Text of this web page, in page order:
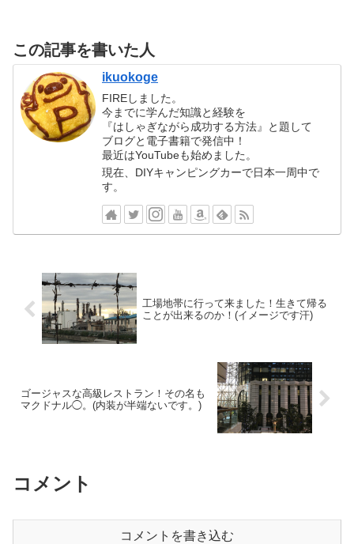
この記事を書いた人
ikuokoge
FIREしました。
今までに学んだ知識と経験を
『はしゃぎながら成功する方法』と題して
ブログと電子書籍で発信中！
最近はYouTubeも始めました。
現在、DIYキャンピングカーで日本一周中で
す。
工場地帯に行って来ました！生きて帰る
ことが出来るのか！(イメージです汗)
ゴージャスな高級レストラン！その名も
マクドナル◯。(内装が半端ないです。)
コメント
コメントを書き込む